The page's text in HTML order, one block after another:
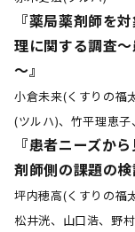
『薬局薬剤師を
理に関する調査
～』
小倉未来(くすりの福
(ツルハ)、竹平理恵
『患者ニーズか
剤師側の課題の検
坪内穂高(くすりの福
松井洸、山口浩、野